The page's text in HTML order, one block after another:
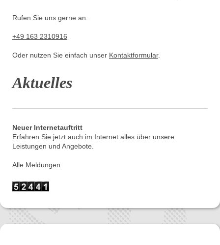
Rufen Sie uns gerne an:
+49 163 2310916
Oder nutzen Sie einfach unser Kontaktformular.
Aktuelles
Neuer Internetauftritt
Erfahren Sie jetzt auch im Internet alles über unsere
Leistungen und Angebote.
Alle Meldungen